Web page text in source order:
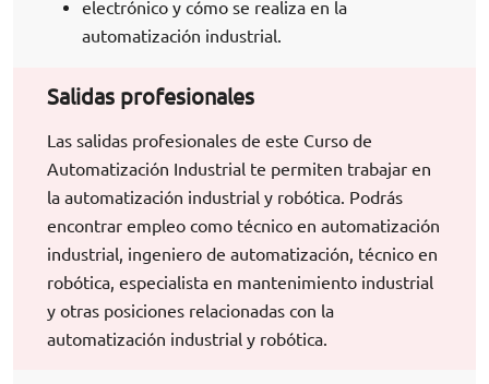
electrónico y cómo se realiza en la
automatización industrial.
Salidas profesionales
Las salidas profesionales de este Curso de
Automatización Industrial te permiten trabajar en
la automatización industrial y robótica. Podrás
encontrar empleo como técnico en automatización
industrial, ingeniero de automatización, técnico en
robótica, especialista en mantenimiento industrial
y otras posiciones relacionadas con la
automatización industrial y robótica.